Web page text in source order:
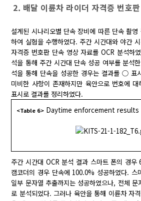
2. 배달 이륜차 라이더 자격증 번호
설계된 시나리오별 단속 장비에 따른 단속 촬
하여 실험을 수행하였다. 주간 시간대와 야간
자격증 번호판 단속 영상 자료를 OCR 분석하
석을 통해 주간 시간대 단속 성공 여부를 분석
석을 통해 단속을 성공한 경우는 결과를 ○ 표
미비한 사항이 존재하지만 육안으로 번호에
표시로 결과를 정리하였다.
<Table 6> Daytime enforcement results
주간 시간대 OCR 분석 결과 스마트 폰의 경우
캠코더의 경우 단속에 100.0% 성공하였다. 스
일부 문자열 추출까지는 성공하였으나, 전체
로 분석되었다. 그러나 육안을 통해 이륜차 자